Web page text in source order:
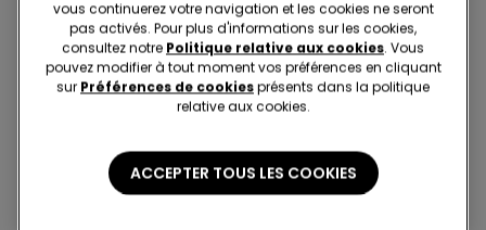
2 Couleurs
Body Bretelles Fines en
Coton Côtelé
-70%
1 Couleur
Pull Coton Manches
Longues Surpiqûres
17.95 CHF
vous continuerez votre navigation et les cookies ne seront
pas activés. Pour plus d'informations sur les cookies,
consultez notre Politique relative aux cookies. Vous
pouvez modifier à tout moment vos préférences en cliquant
sur Préférences de cookiesprésents dans la politique
relative aux cookies.
ACCEPTER TOUS LES COOKIES